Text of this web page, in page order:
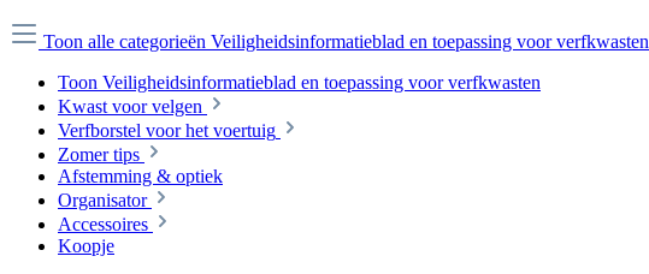
Toon alle categorieën Veiligheidsinformatieblad en toepassing voor verfkwasten
Toon Veiligheidsinformatieblad en toepassing voor verfkwasten
Kwast voor velgen
Verfborstel voor het voertuig
Zomer tips
Afstemming & optiek
Organisator
Accessoires
Koopje